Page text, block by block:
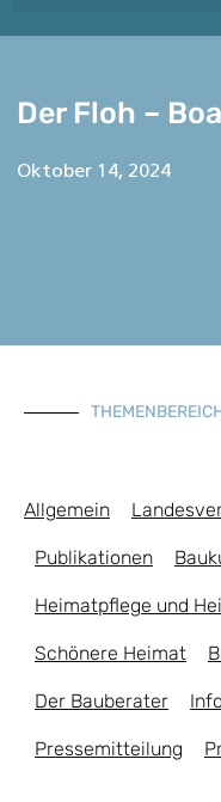
Der Floh –
Oktober 14, 2024
Allgemein
Publikationen
Heimatpflege und
Schönere Heimat
Der Bauberater
Pressemitteilung